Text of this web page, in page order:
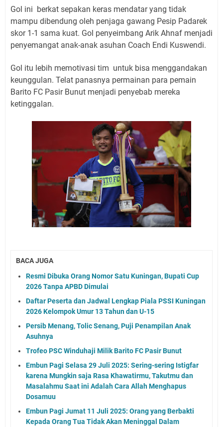
Gol ini berkat sepakan keras mendatar yang tidak
mampu dibendung oleh penjaga gawang Pesip Padarek
skor 1-1 sama kuat. Gol penyeimbang Arik Ahnaf menjadi
penyemangat anak-anak asuhan Coach Endi Kuswendi.
Gol itu lebih memotivasi tim untuk bisa menggandakan
keunggulan. Telat panasnya permainan para pemain
Barito FC Pasir Bunut menjadi penyebab mereka
ketinggalan.
BACA JUGA
Resmi Dibuka Orang Nomor Satu Kuningan, Bupati Cup
2026 Tanpa APBD Dimulai
Daftar Peserta dan Jadwal Lengkap Piala PSSI Kuningan
2026 Kelompok Umur 13 Tahun dan U-15
Persib Menang, Tolic Senang, Puji Penampilan Anak
Asuhnya
Trofeo PSC Winduhaji Milik Barito FC Pasir Bunut
Embun Pagi Selasa 29 Juli 2025: Sering-sering Istigfar
karena Mungkin saja Rasa Khawatirmu, Takutmu dan
Masalahmu Saat ini Adalah Cara Allah Menghapus
Dosamuu
Embun Pagi Jumat 11 Juli 2025: Orang yang Berbakti
Kepada Orang Tua Tidak Akan Meninggal Dalam